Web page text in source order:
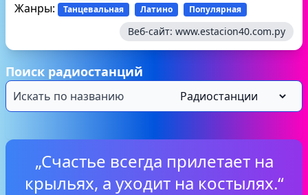
Жанры: Танцевальная Латино Популярная
Веб-сайт: www.estacion40.com.py
Поиск радиостанций
„Счастье всегда прилетает на
крыльях, а уходит на костылях.“